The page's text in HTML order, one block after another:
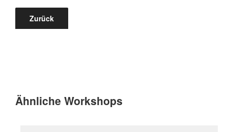
Zurück
Ähnliche Workshops